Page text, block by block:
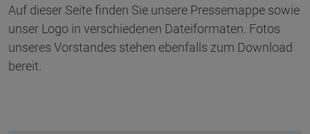
Auf dieser Seite finden Sie unsere Pressemappe sowie
unser Logo in verschiedenen Dateiformaten. Fotos
unseres Vorstandes stehen ebenfalls zum Download
bereit.